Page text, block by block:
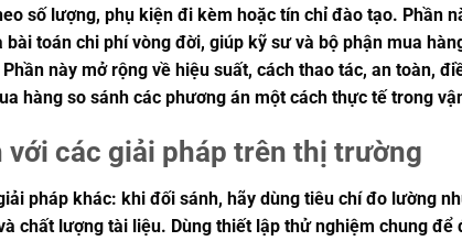
số lượng, phụ kiện đi kèm hoặc tín chỉ đào tạo. Phần
bài toán chi phí vòng đời, giúp kỹ sư và bộ phận mua
này mở rộng về hiệu suất, cách thao tác, an toàn,
hàng so sánh các phương án một cách thực tế trong
với các giải pháp trên thị trường
pháp khác: khi đối sánh, hãy dùng tiêu chí đo lường
chất lượng tài liệu. Dùng thiết lập thử nghiệm chung